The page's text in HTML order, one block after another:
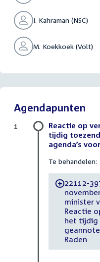
I. Kahraman (NSC)
M. Koekkoek (Volt)
Agendapunten
Reactie op
tijdig
agenda’s
Te behandelen:
-22112-
minister
Reactie
het tijdig
Raden
1